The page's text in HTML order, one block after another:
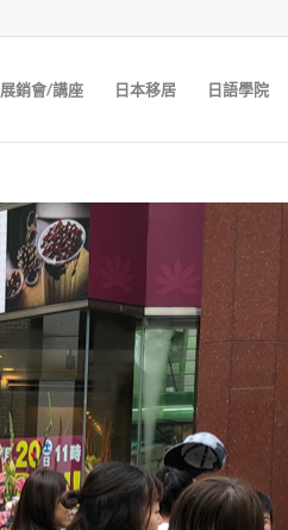
展銷會/講座 日本移居 日語學院